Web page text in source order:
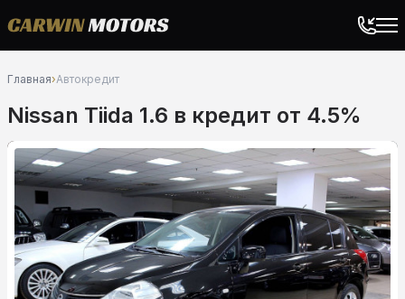
Главная›Автокредит
Nissan Tiida 1.6 в кредит от 4.5%